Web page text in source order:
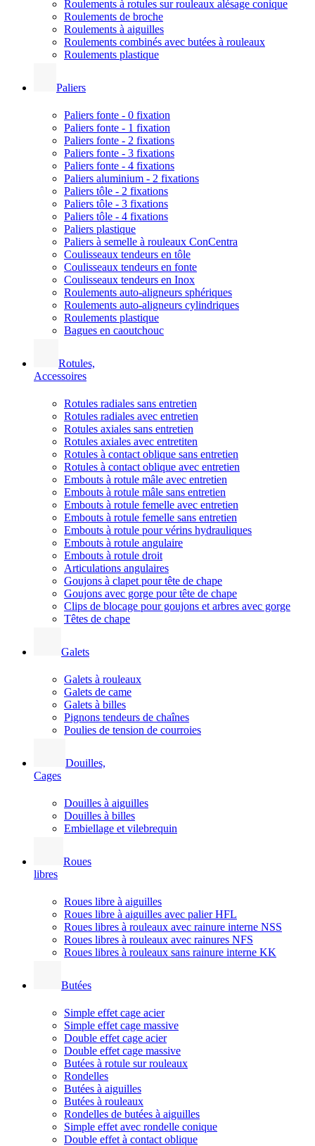
Roulements à rotules sur rouleaux alésage conique
Roulements de broche
Roulements à aiguilles
Roulements combinés avec butées à rouleaux
Roulements plastique
Paliers
Paliers fonte - 0 fixation
Paliers fonte - 1 fixation
Paliers fonte - 2 fixations
Paliers fonte - 3 fixations
Paliers fonte - 4 fixations
Paliers aluminium - 2 fixations
Paliers tôle - 2 fixations
Paliers tôle - 3 fixations
Paliers tôle - 4 fixations
Paliers plastique
Paliers à semelle à rouleaux ConCentra
Coulisseaux tendeurs en tôle
Coulisseaux tendeurs en fonte
Coulisseaux tendeurs en Inox
Roulements auto-aligneurs sphériques
Roulements auto-aligneurs cylindriques
Roulements plastique
Bagues en caoutchouc
Rotules,
Accessoires
Rotules radiales sans entretien
Rotules radiales avec entretien
Rotules axiales sans entretien
Rotules axiales avec entretiten
Rotules à contact oblique sans entretien
Rotules à contact oblique avec entretien
Embouts à rotule mâle avec entretien
Embouts à rotule mâle sans entretien
Embouts à rotule femelle avec entretien
Embouts à rotule femelle sans entretien
Embouts à rotule pour vérins hydrauliques
Embouts à rotule angulaire
Embouts à rotule droit
Articulations angulaires
Goujons à clapet pour tête de chape
Goujons avec gorge pour tête de chape
Clips de blocage pour goujons et arbres avec gorge
Têtes de chape
Galets
Galets à rouleaux
Galets de came
Galets à billes
Pignons tendeurs de chaînes
Poulies de tension de courroies
Douilles,
Cages
Douilles à aiguilles
Douilles à billes
Embiellage et vilebrequin
Roues
libres
Roues libre à aiguilles
Roues libre à aiguilles avec palier HFL
Roues libres à rouleaux avec rainure interne NSS
Roues libres à rouleaux avec rainures NFS
Roues libres à rouleaux sans rainure interne KK
Butées
Simple effet cage acier
Simple effet cage massive
Double effet cage acier
Double effet cage massive
Butées à rotule sur rouleaux
Rondelles
Butées à aiguilles
Butées à rouleaux
Rondelles de butées à aiguilles
Simple effet avec rondelle conique
Double effet à contact oblique